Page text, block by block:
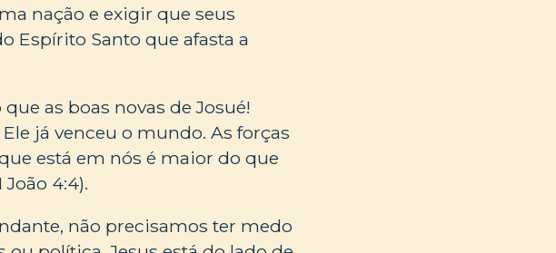
nação e exigir que seus
Espírito Santo que afasta a
as boas novas de Josué!
já venceu o mundo. As forças
está em nós é maior do que
4:4).
não precisamos ter medo